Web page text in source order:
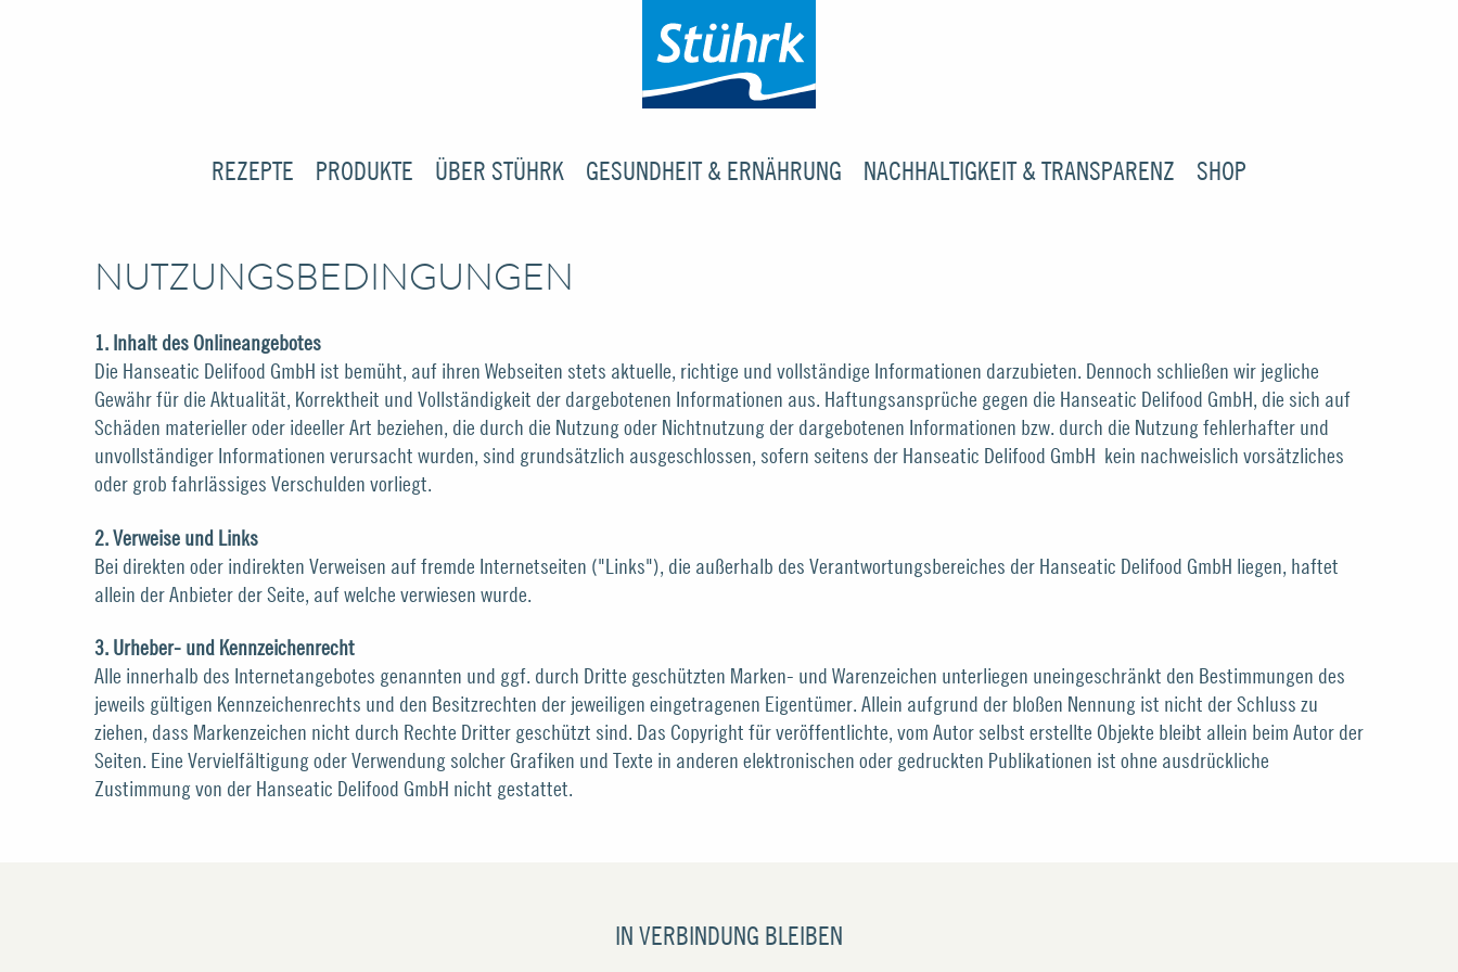
REZEPTE PRODUKTE ÜBER STÜHRK GESUNDHEIT & ERNÄHRUNG NACHHALTIGKEIT & TRANSPARENZ SHOP
NUTZUNGS­BEDINGUNGEN
1. Inhalt des Onlineangebotes
Die Hanseatic Delifood GmbH ist bemüht, auf ihren Webseiten stets aktuelle, richtige und vollständige Informationen darzubieten. Dennoch schließen wir jegliche
Gewähr für die Aktualität, Korrektheit und Vollständigkeit der dargebotenen Informationen aus. Haftungsansprüche gegen die Hanseatic Delifood GmbH, die sich auf
Schäden materieller oder ideeller Art beziehen, die durch die Nutzung oder Nichtnutzung der dargebotenen Informationen bzw. durch die Nutzung fehlerhafter und
unvollständiger Informationen verursacht wurden, sind grundsätzlich ausgeschlossen, sofern seitens der Hanseatic Delifood GmbH kein nachweislich vorsätzliches
oder grob fahrlässiges Verschulden vorliegt.
2. Verweise und Links
Bei direkten oder indirekten Verweisen auf fremde Internetseiten ("Links"), die außerhalb des Verantwortungsbereiches der Hanseatic Delifood GmbH liegen, haftet
allein der Anbieter der Seite, auf welche verwiesen wurde.
3. Urheber- und Kennzeichenrecht
Alle innerhalb des Internetangebotes genannten und ggf. durch Dritte geschützten Marken- und Warenzeichen unterliegen uneingeschränkt den Bestimmungen des
jeweils gültigen Kennzeichenrechts und den Besitzrechten der jeweiligen eingetragenen Eigentümer. Allein aufgrund der bloßen Nennung ist nicht der Schluss zu
ziehen, dass Markenzeichen nicht durch Rechte Dritter geschützt sind. Das Copyright für veröffentlichte, vom Autor selbst erstellte Objekte bleibt allein beim Autor der
Seiten. Eine Vervielfältigung oder Verwendung solcher Grafiken und Texte in anderen elektronischen oder gedruckten Publikationen ist ohne ausdrückliche
Zustimmung von der Hanseatic Delifood GmbH nicht gestattet.
IN VERBINDUNG BLEIBEN